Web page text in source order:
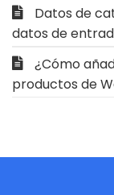
Datos de
datos de
¿Cómo
productos de